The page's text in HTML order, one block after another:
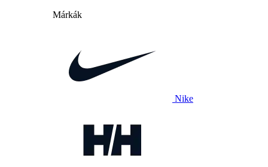
Márkák
Nike